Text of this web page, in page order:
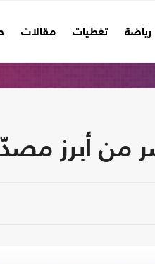
رياضة تغطيات مقالات
من أبرز